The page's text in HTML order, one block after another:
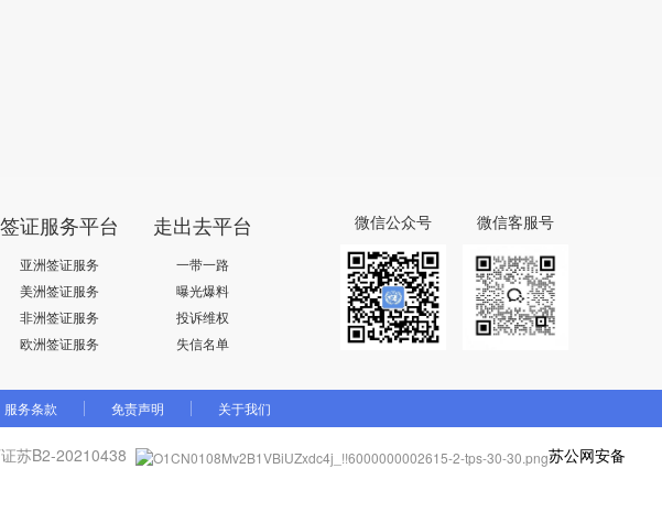
签证服务平台
亚洲签证服务
美洲签证服务
非洲签证服务
欧洲签证服务
走出去平台
一带一路
曝光爆料
投诉维权
失信名单
微信公众号 微信客服号
服务条款 免责声明 关于我们
苏B2-20210438
苏公网安备